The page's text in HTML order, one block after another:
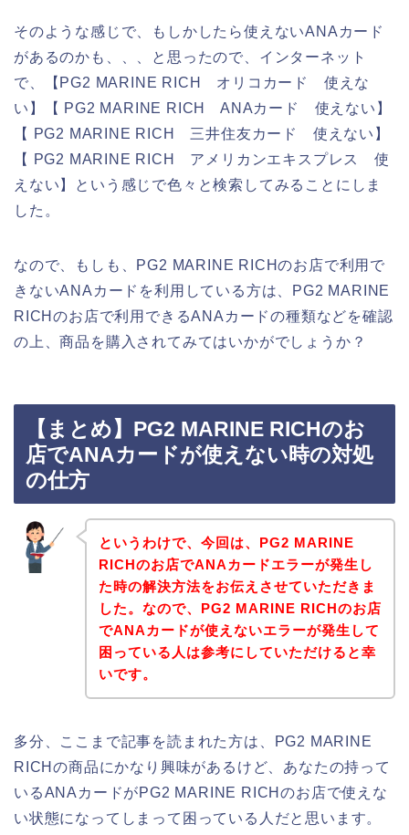
そのような感じで、もしかしたら使えないANAカード
があるのかも、、、と思ったので、インターネット
で、【PG2 MARINE RICH オリコカード 使えな
い】【 PG2 MARINE RICH ANAカード 使えない】
【 PG2 MARINE RICH 三井住友カード 使えない】
【 PG2 MARINE RICH アメリカンエキスプレス 使
えない】という感じで色々と検索してみることにしま
した。
なので、もしも、PG2 MARINE RICHのお店で利用で
きないANAカードを利用している方は、PG2 MARINE
RICHのお店で利用できるANAカードの種類などを確認
の上、商品を購入されてみてはいかがでしょうか？
【まとめ】PG2 MARINE RICHのお
店でANAカードが使えない時の対処
の仕方
というわけで、今回は、PG2 MARINE
RICHのお店でANAカードエラーが発生し
た時の解決方法をお伝えさせていただきま
した。なので、PG2 MARINE RICHのお店
でANAカードが使えないエラーが発生して
困っている人は参考にしていただけると幸
いです。
多分、ここまで記事を読まれた方は、PG2 MARINE
RICHの商品にかなり興味があるけど、あなたの持って
いるANAカードがPG2 MARINE RICHのお店で使えな
い状態になってしまって困っている人だと思います。